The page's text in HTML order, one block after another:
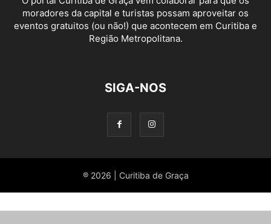
moradores da capital e turistas possam aproveitar os
eventos gratuitos (ou não!) que acontecem em Curitiba e
Região Metropolitana.
SIGA-NOS
® 2026 | Curitiba de Graça